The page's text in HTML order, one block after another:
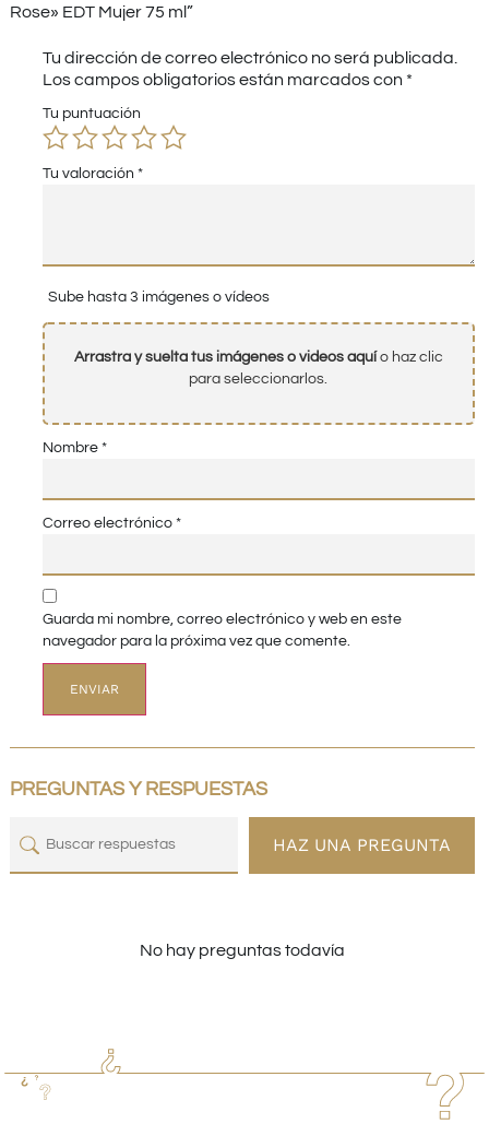
Rose» EDT Mujer 75 ml”
Tu dirección de correo electrónico no será publicada.
Los campos obligatorios están marcados con *
Tu puntuación
Tu valoración *
Sube hasta 3 imágenes o vídeos
Arrastra y suelta tus imágenes o videos aquío haz clic
para seleccionarlos.
Nombre *
Correo electrónico *
Guarda mi nombre, correo electrónico y web en este
navegador para la próxima vez que comente.
PREGUNTAS Y RESPUESTAS
HAZ UNA PREGUNTA
No hay preguntas todavía